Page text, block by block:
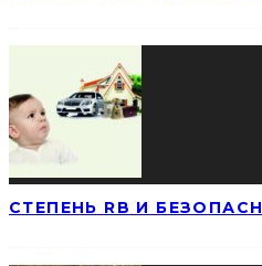
СТЕПЕНЬ RB И